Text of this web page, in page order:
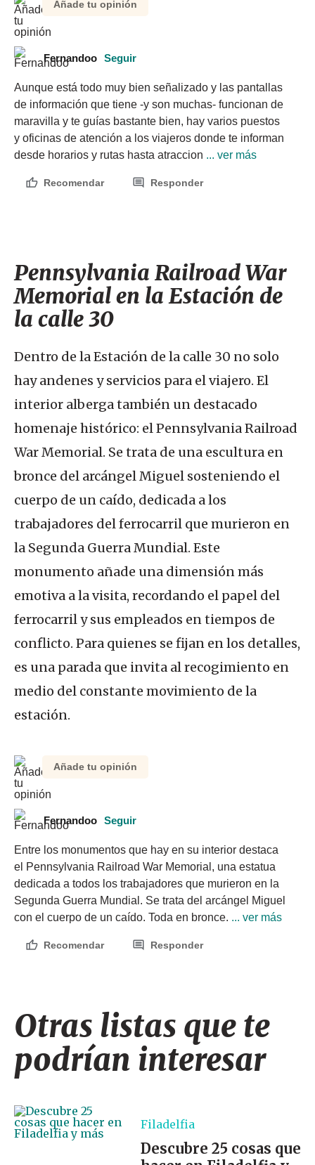
Añade tu opinión
Fernandoo Seguir
Aunque está todo muy bien señalizado y las pantallas
de información que tiene -y son muchas- funcionan de
maravilla y te guías bastante bien, hay varios puestos
y oficinas de atención a los viajeros donde te informan
desde horarios y rutas hasta atraccion ... ver más
Recomendar Responder
Pennsylvania Railroad War
Memorial en la Estación de
la calle 30
Dentro de la Estación de la calle 30 no solo
hay andenes y servicios para el viajero. El
interior alberga también un destacado
homenaje histórico: el Pennsylvania Railroad
War Memorial. Se trata de una escultura en
bronce del arcángel Miguel sosteniendo el
cuerpo de un caído, dedicada a los
trabajadores del ferrocarril que murieron en
la Segunda Guerra Mundial. Este
monumento añade una dimensión más
emotiva a la visita, recordando el papel del
ferrocarril y sus empleados en tiempos de
conflicto. Para quienes se fijan en los detalles,
es una parada que invita al recogimiento en
medio del constante movimiento de la
estación.
Añade tu opinión
Fernandoo Seguir
Entre los monumentos que hay en su interior destaca
el Pennsylvania Railroad War Memorial, una estatua
dedicada a todos los trabajadores que murieron en la
Segunda Guerra Mundial. Se trata del arcángel Miguel
con el cuerpo de un caído. Toda en bronce. ... ver más
Recomendar Responder
Otras listas que te
podrían interesar
Filadelfia
Descubre 25 cosas que